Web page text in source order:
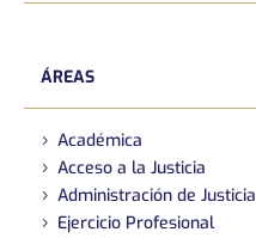
ÁREAS
Académica
Acceso a la Justicia
Administración de Justicia
Ejercicio Profesional